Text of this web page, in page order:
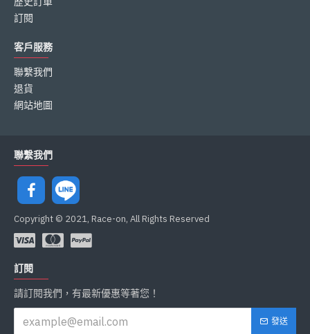
訂閱
客戶服務
聯繫我們
退貨
網站地圖
聯繫我們
Copyright © 2021, Race-on, All Rights Reserved
訂閱
請訂閱我們，有最新優惠等著您！
發送